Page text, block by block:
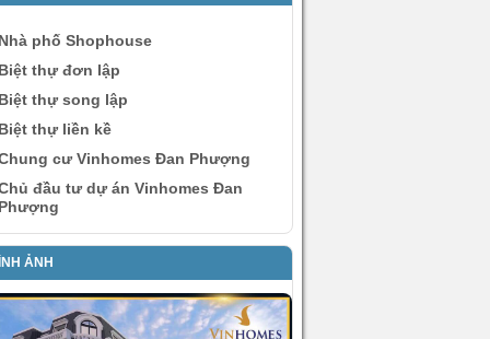
phố Shophouse
thự đơn lập
thự song lập
thự liền kề
cư Vinhomes Đan Phượng
đầu tư dự án Vinhomes Đan
ẢNH